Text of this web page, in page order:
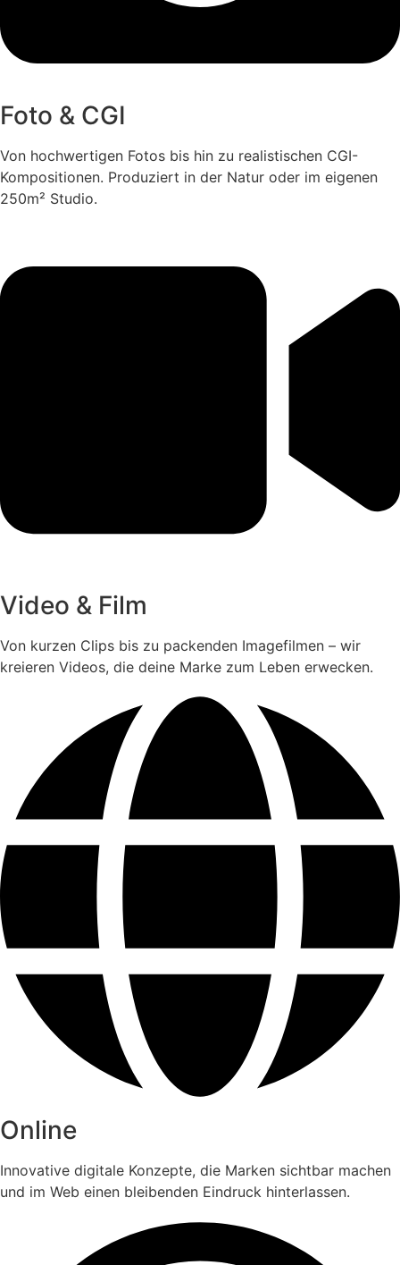
Foto & CGI
Von hochwertigen Fotos bis hin zu realistischen CGI-
Kompositionen. Produziert in der Natur oder im eigenen
250m² Studio.
Video & Film
Von kurzen Clips bis zu packenden Imagefilmen – wir
kreieren Videos, die deine Marke zum Leben erwecken.
Online
Innovative digitale Konzepte, die Marken sichtbar machen
und im Web einen bleibenden Eindruck hinterlassen.